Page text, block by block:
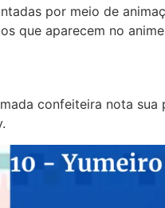
por meio de
que aparecem no
confeiteira nota